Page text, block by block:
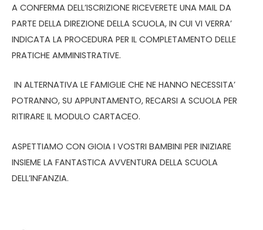
A CONFERMA DELL’ISCRIZIONE RICEVERETE UNA MAIL DA
PARTE DELLA DIREZIONE DELLA SCUOLA, IN CUI VI VERRA’
INDICATA LA PROCEDURA PER IL COMPLETAMENTO DELLE
PRATICHE AMMINISTRATIVE.
IN ALTERNATIVA LE FAMIGLIE CHE NE HANNO NECESSITA’
POTRANNO, SU APPUNTAMENTO, RECARSI A SCUOLA PER
RITIRARE IL MODULO CARTACEO.
ASPETTIAMO CON GIOIA I VOSTRI BAMBINI PER INIZIARE
INSIEME LA FANTASTICA AVVENTURA DELLA SCUOLA
DELL’INFANZIA.